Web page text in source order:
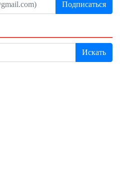
Подписаться
Искать